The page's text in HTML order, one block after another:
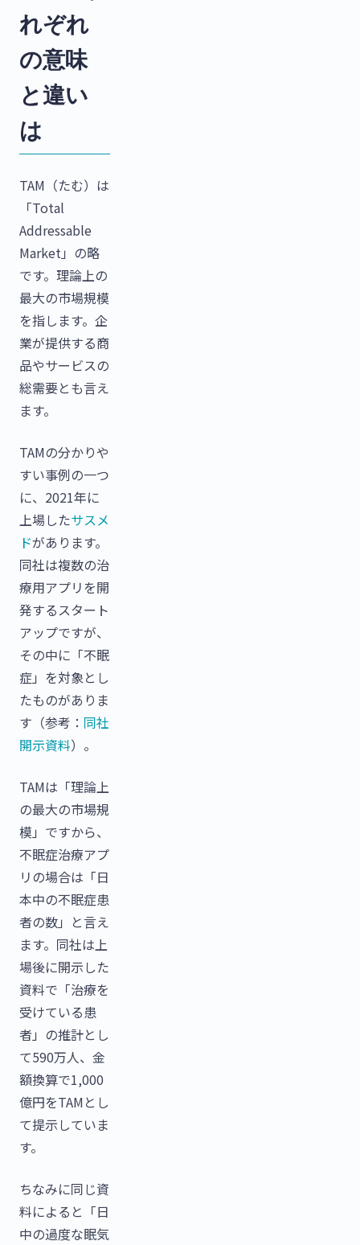
れぞれ
の意味
と違い
は
TAM（たむ）は
「Total
Addressable
Market」の略
です。理論上の
最大の市場規模
を指します。企
業が提供する商
品やサービスの
総需要とも言え
ます。
TAMの分かりや
すい事例の一つ
に、2021年に
上場したサスメ
ドがあります。
同社は複数の治
療用アプリを開
発するスタート
アップですが、
その中に「不眠
症」を対象とし
たものがありま
す（参考： 同社
開示資料）。
TAMは「理論上
の最大の市場規
模」ですから、
不眠症治療アプ
リの場合は「日
本中の不眠症患
者の数」と言え
ます。同社は上
場後に開示した
資料で「治療を
受けている患
者」の推計とし
て590万人、金
額換算で1,000
億円をTAMとし
て提示していま
す。
ちなみに同じ資
料によると「日
中の過度な眠気